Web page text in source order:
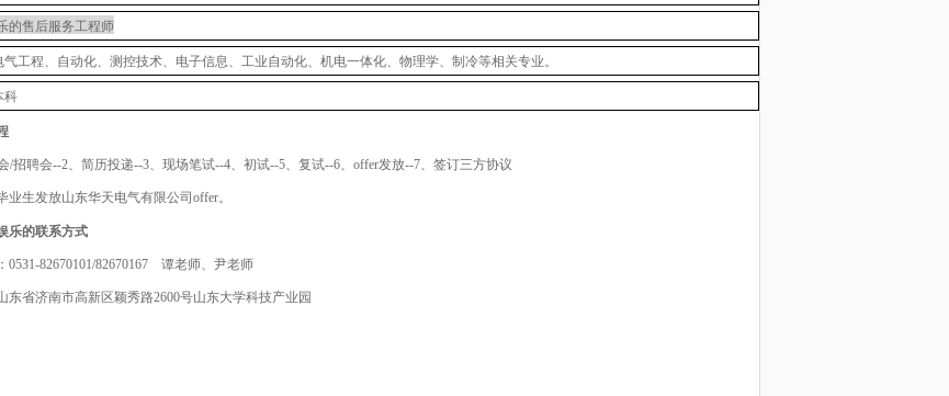
的售后服务工程师
工程、自动化、测控技术、电子信息、工业自动化、机电一体化、物理学、制冷等相关专业。
科
/招聘会--2、简历投递--3、现场笔试--4、初试--5、复试--6、offer发放--7、签订三方协议
业生发放山东华天电气有限公司 offer。
乐的联系方式
0531-82670101/82670167 谭老师、尹老师
东省济南市高新区颖秀路2600号山东大学科技产业园